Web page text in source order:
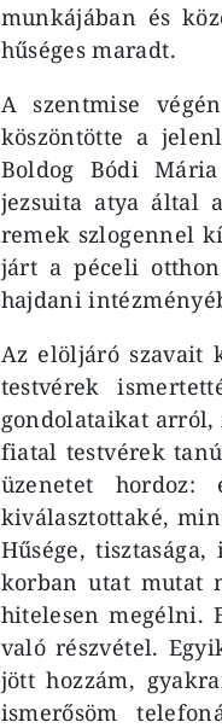
munkájában és
hűséges maradt.
A szentmise
köszöntötte a
Boldog Bódi
jezsuita atya által
remek szlogennel
járt a péceli
hajdani
Az elöljáró szavait
testvérek
gondolataikat arról,
fiatal testvérek
üzenetet
kiválasztottaké,
Hűsége,
korban utat mutat
hitelesen megélni.
való részvétel.
jött hozzám,
ismerősöm